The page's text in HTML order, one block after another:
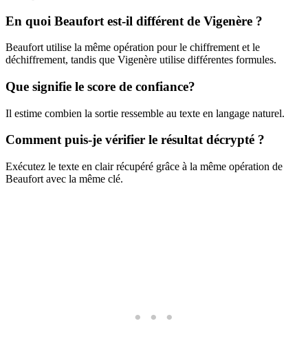
En quoi Beaufort est-il différent de Vigenère ?
Beaufort utilise la même opération pour le chiffrement et le
déchiffrement, tandis que Vigenère utilise différentes formules.
Que signifie le score de confiance?
Il estime combien la sortie ressemble au texte en langage naturel.
Comment puis-je vérifier le résultat décrypté ?
Exécutez le texte en clair récupéré grâce à la même opération de
Beaufort avec la même clé.